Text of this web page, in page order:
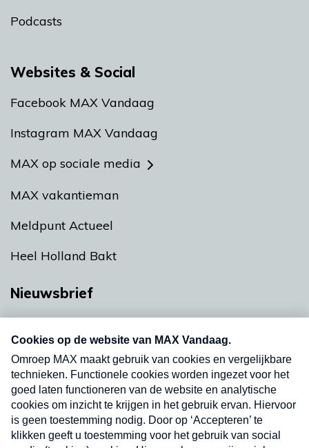
Podcasts
Websites & Social
Facebook MAX Vandaag
Instagram MAX Vandaag
MAX op sociale media
MAX vakantieman
Meldpunt Actueel
Heel Holland Bakt
Nieuwsbrief
nieuwsbrief. Elke vrijdag- en dinsdagochtend in
uw mailbox.
Verzend